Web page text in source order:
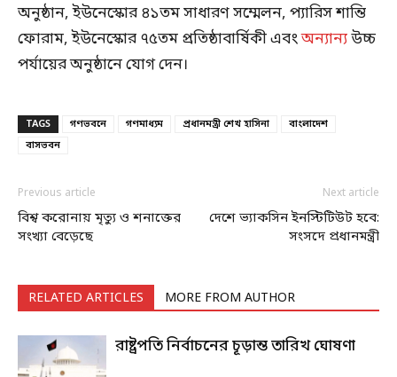
অনুষ্ঠান, ইউনেস্কোর ৪১তম সাধারণ সম্মেলন, প্যারিস শান্তি
ফোরাম, ইউনেস্কোর ৭৫তম প্রতিষ্ঠাবার্ষিকী এবংঅন্যান্যউচ্চ
পর্যায়ের অনুষ্ঠানে যোগ দেন।
TAGS গণভবনে গণমাধ্যম প্রধানমন্ত্রী শেখ হাসিনা
বাংলাদেশ
বাসভবন
Previous article
বিশ্ব করোনায় মৃত্যু ও শনাক্তের
সংখ্যা বেড়েছে
Next article
দেশে ভ্যাকসিন ইনস্টিটিউট হবে:
সংসদে প্রধানমন্ত্রী
RELATED ARTICLES MORE FROM AUTHOR
রাষ্ট্রপতি নির্বাচনের চূড়ান্ত তারিখ ঘোষণা